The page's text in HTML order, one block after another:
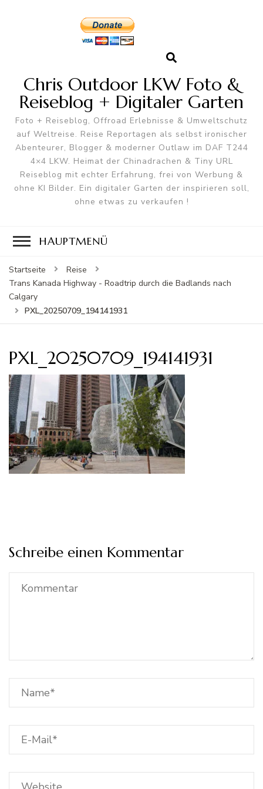
Chris Outdoor LKW Foto &
Reiseblog + Digitaler Garten
Foto + Reiseblog, Offroad Erlebnisse & Umweltschutz
auf Weltreise. Reise Reportagen als selbst ironischer
Abenteurer, Blogger & moderner Outlaw im DAF T244
4×4 LKW. Heimat der Chinadrachen & Tiny URL
Reiseblog mit echter Erfahrung, frei von Werbung &
ohne KI Bilder. Ein digitaler Garten der inspirieren soll,
ohne etwas zu verkaufen !
HAUPTMENÜ
Startseite
Reise
Trans Kanada Highway - Roadtrip durch die Badlands nach
Calgary
PXL_20250709_194141931
PXL_20250709_194141931
Schreibe einen Kommentar